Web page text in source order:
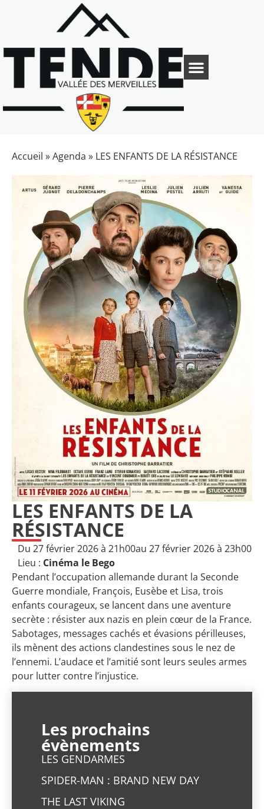
Accueil »Agenda » LES ENFANTS DE LA RÉSISTANCE
LES ENFANTS DE LA
RÉSISTANCE
Du 27 février 2026 à 21h00au 27 février 2026 à 23h00
Lieu : Cinéma le Bego
Pendant l’occupation allemande durant la Seconde
Guerre mondiale, François, Eusèbe et Lisa, trois
enfants courageux, se lancent dans une aventure
secrète : résister aux nazis en plein cœur de la France.
Sabotages, messages cachés et évasions périlleuses,
ils mènent des actions clandestines sous le nez de
l’ennemi. L’audace et l’amitié sont leurs seules armes
pour lutter contre l’injustice.
Les prochains
évènements
LES GENDARMES
SPIDER-MAN : BRAND NEW DAY
THE LAST VIKING